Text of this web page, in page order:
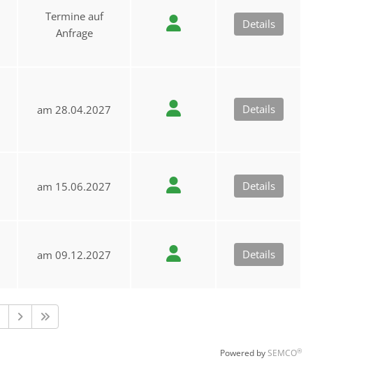
Termine auf
Anfrage
Details
am 28.04.2027 Details
am 15.06.2027 Details
am 09.12.2027 Details
Powered bySEMCO®